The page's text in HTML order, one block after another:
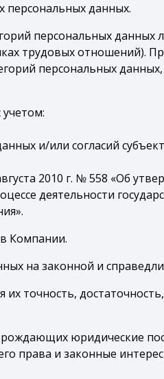
персональных данных.
персональных данных
трудовых отношений).
персональных
и/или согласий
2010 г. № 558 «Об
деятельности
Компании.
на законной и
точность,
юридические
права и законные